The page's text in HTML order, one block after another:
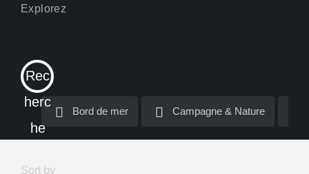
Rec
herc
he
Bord de mer Campagne & Nature
Bord de mer Campagne & Nature
Sort by